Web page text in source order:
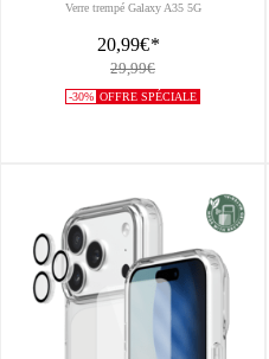
Galaxy A35/ A55 5G 2024, Noir
Verre trempé Galaxy A35 5G
20,99€*
29,99€
-30% OFFRE SPÉCIALE